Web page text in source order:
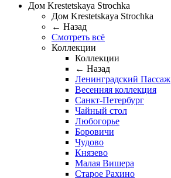
Дом Krestetskaya Strochka
Дом Krestetskaya Strochka
← Назад
Смотреть всё
Коллекции
Коллекции
← Назад
Ленинградский Пассаж
Весенняя коллекция
Санкт-Петербург
Чайный стол
Любогорье
Боровичи
Чудово
Князево
Малая Вишера
Старое Рахино